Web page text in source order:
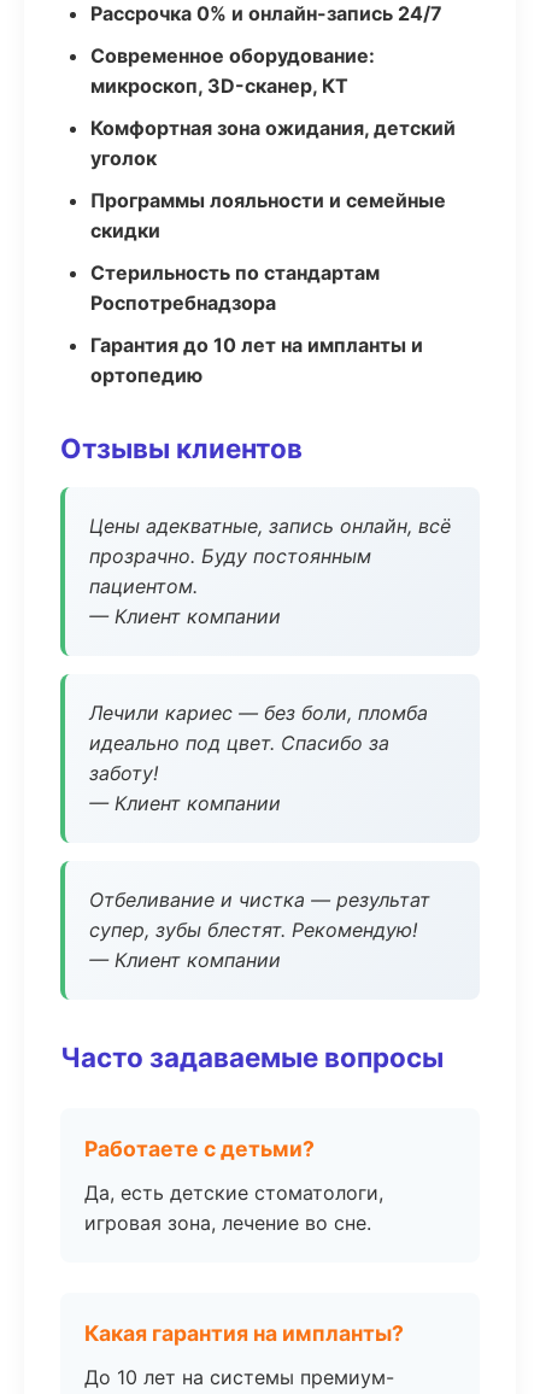
Рассрочка 0% и онлайн-запись 24/7
Современное оборудование:
микроскоп, 3D-сканер, КТ
Комфортная зона ожидания, детский
уголок
Программы лояльности и семейные
скидки
Стерильность по стандартам
Роспотребнадзора
Гарантия до 10 лет на импланты и
ортопедию
Отзывы клиентов
Цены адекватные, запись онлайн, всё
прозрачно. Буду постоянным
пациентом.
— Клиент компании
Лечили кариес — без боли, пломба
идеально под цвет. Спасибо за
заботу!
— Клиент компании
Отбеливание и чистка — результат
супер, зубы блестят. Рекомендую!
— Клиент компании
Часто задаваемые вопросы
Работаете с детьми?
Да, есть детские стоматологи,
игровая зона, лечение во сне.
Какая гарантия на импланты?
До 10 лет на системы премиум-